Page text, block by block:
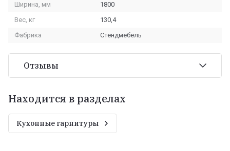
Ширина, мм
1800
Вес, кг
130,4
Фабрика
Стендмебель
Отзывы
Находится в разделах
Кухонные гарнитуры